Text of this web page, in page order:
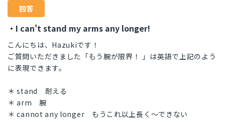
回答
・I can't stand my arms any longer!
こんにちは、Hazukiです！
ご質問いただきました「もう腕が限界！ 」は英語で上記のよう
に表現できます。
＊ stand 耐える
＊ arm 腕
＊ cannot any longer もうこれ以上長く～できない